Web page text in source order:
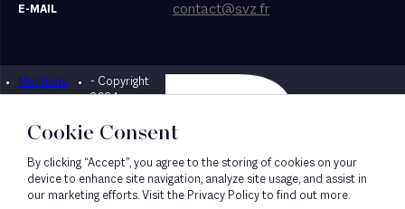
E-MAIL contact@svz.fr
Mentions
légales
- Copyright
2024
Designed by Bonhomme
Cookie Consent
By clicking “Accept”, you agree to the storing of cookies on your
device to enhance site navigation, analyze site usage, and assist in
our marketing efforts. Visit the Privacy Policy to find out more.